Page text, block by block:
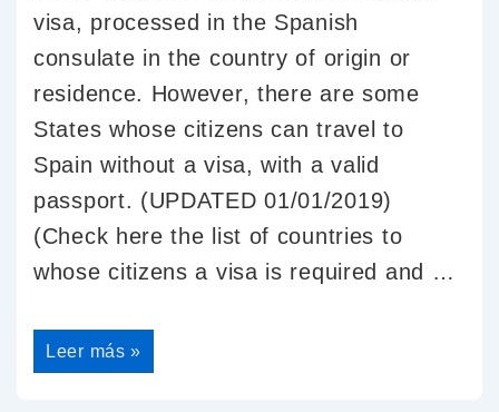
visa, processed in the Spanish
consulate in the country of origin or
residence. However, there are some
States whose citizens can travel to
Spain without a visa, with a valid
passport. (UPDATED 01/01/2019)
(Check here the list of countries to
whose citizens a visa is required and …
Leer más »